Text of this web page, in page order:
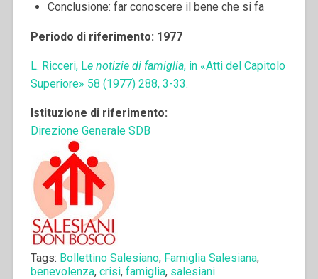
Conclusione: far conoscere il bene che si fa
Periodo di riferimento: 1977
L. Ricceri, Le notizie di famiglia, in «Atti del Capitolo
Superiore» 58 (1977) 288, 3-33.
Istituzione di riferimento:
Direzione Generale SDB
Tags: Bollettino Salesiano, Famiglia Salesiana,
benevolenza, crisi, famiglia, salesiani